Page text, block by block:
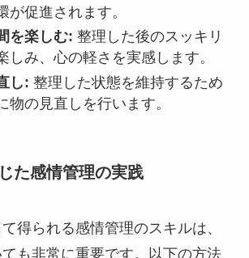
が促進されます。
を楽しむ: 整理した後のスッキリ
しみ、心の軽さを実感します。
し: 整理した状態を維持するため
物の見直しを行います。
た感情管理の実践
得られる感情管理のスキルは、
も非常に重要です。以下の方法